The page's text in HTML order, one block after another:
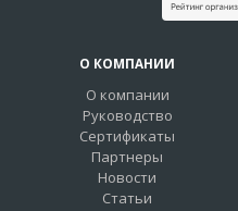
О КОМПАНИИ
О компании
Руководство
Сертификаты
Партнеры
Новости
Статьи